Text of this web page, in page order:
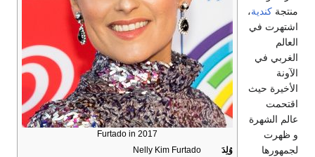
Furtado in 2017
Nelly Kim Furtado
كندية،
في
في
حيث
الشهرة
ظهرت